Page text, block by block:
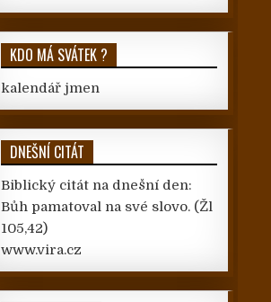
KDO MÁ SVÁTEK ?
kalendář jmen
DNEŠNÍ CITÁT
Biblický citát na dnešní den:
Bůh pamatoval na své slovo. (Žl
105,42)
www.vira.cz